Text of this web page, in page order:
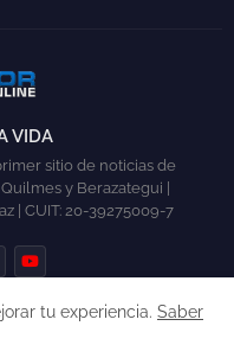
VIDA
sitio de noticias de
y Berazategui |
| CUIT: 20-39275009-7
tu experiencia. Saber